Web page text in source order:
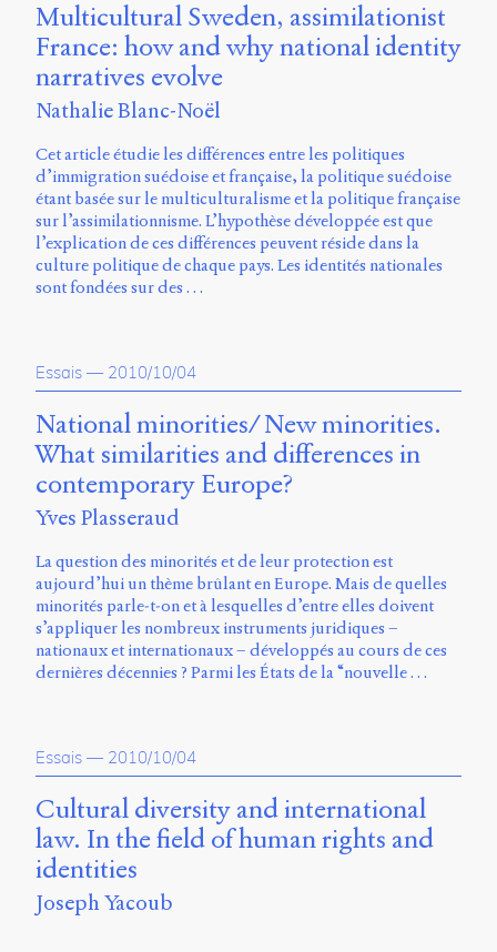
Multicultural Sweden, assimilationist
France: how and why national identity
narratives evolve
Nathalie Blanc-Noël
Cet article étudie les différences entre les politiques
d’immigration suédoise et française, la politique suédoise
étant basée sur le multiculturalisme et la politique française
sur l’assimilationnisme. L’hypothèse développée est que
l’explication de ces différences peuvent réside dans la
culture politique de chaque pays. Les identités nationales
sont fondées sur des …
Essais — 2010/10/04
National minorities/ New minorities.
What similarities and differences in
contemporary Europe?
Yves Plasseraud
La question des minorités et de leur protection est
aujourd’hui un thème brûlant en Europe. Mais de quelles
minorités parle-t-on et à lesquelles d’entre elles doivent
s’appliquer les nombreux instruments juridiques –
nationaux et internationaux – développés au cours de ces
dernières décennies ? Parmi les États de la “nouvelle …
Essais — 2010/10/04
Cultural diversity and international
law. In the field of human rights and
identities
Joseph Yacoub